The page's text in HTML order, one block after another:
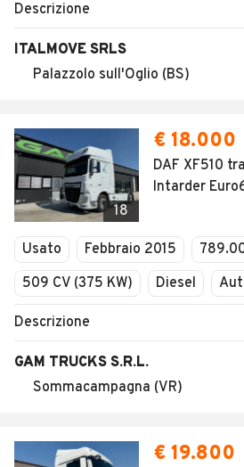
Descrizione
ITALMOVE SRLS
Palazzolo sull'Oglio (BS)
18
€ 18.000
DAF XF510
Intarder
Usato Febbraio 2015
509 CV (375 KW)
Diesel
Descrizione
GAM TRUCKS S.R.L.
Sommacampagna (VR)
€ 19.800